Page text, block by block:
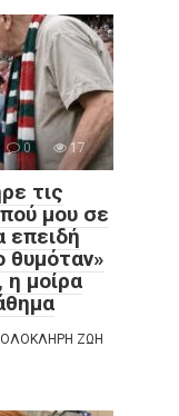
0 17
τις
μου σε
επειδή
θυμόταν»
μοίρα
ΟΛΟΚΛΗΡΗ ΖΩΗ